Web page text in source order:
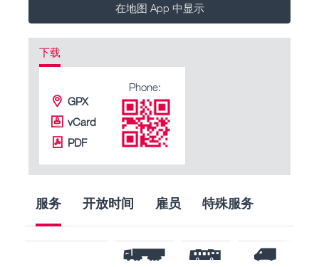
在地图 App 中显示
下载
GPX
vCard
PDF
Phone:
服务 开放时间 雇员 特殊服务